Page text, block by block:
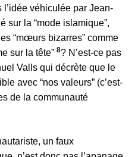
l’idée véhiculée par Jean-
sur la “mode islamique”,
“mœurs bizarres” comme
sur la tête” 8? N’est-ce pas
Valls qui décrète que le
avec “nos valeurs” (c’est-
de la communauté
un faux